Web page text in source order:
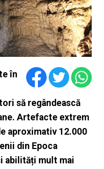
în
să regândească
Artefacte extrem
aproximativ 12.000
din Epoca
abilități mult mai